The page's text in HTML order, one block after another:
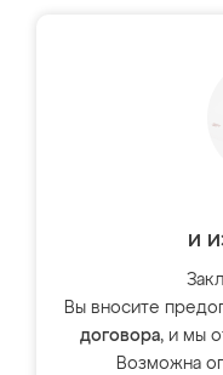
и
Вы вносите
договора, и мы
Возможна